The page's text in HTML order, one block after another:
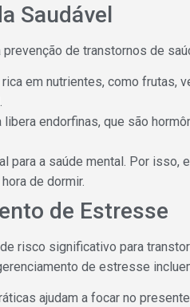
Saudável
de transtornos de
em nutrientes, como frutas,
endorfinas, que são
para a saúde mental. Por isso,
de dormir.
de Estresse
risco significativo para
de estresse
ajudam a focar no